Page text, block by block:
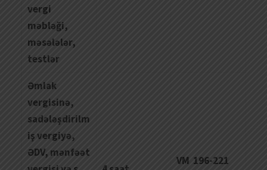
vergi
məbləği,
məsələlər,
testlər
Əmlak
vergisinə,
sadələşdirilm
işvergiyə,
ƏDV, mənfəət
VM 196-221